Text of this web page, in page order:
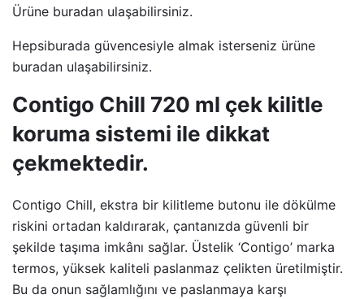
Ürüne buradan ulaşabilirsiniz.
Hepsiburada güvencesiyle almak isterseniz ürüne
buradan ulaşabilirsiniz.
Contigo Chill 720 ml çek kilitle
koruma sistemi ile dikkat
çekmektedir.
Contigo Chill, ekstra bir kilitleme butonu ile dökülme
riskini ortadan kaldırarak, çantanızda güvenli bir
şekilde taşıma imkânı sağlar. Üstelik ‘Contigo’ marka
termos, yüksek kaliteli paslanmaz çelikten üretilmiştir.
Bu da onun sağlamlığını ve paslanmaya karşı